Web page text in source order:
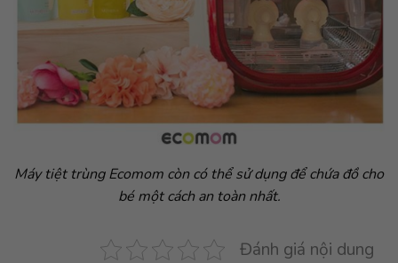
Máy tiệt trùng Ecomom còn có thể sử dụng để chứa đồ cho
bé một cách an toàn nhất.
Đánh giá nội dung